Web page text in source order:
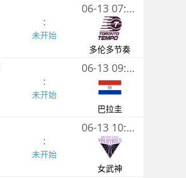
:
未开始
06-13 07:30
多伦多节奏
:
未开始
06-13 09:00
巴拉圭
:
未开始
06-13 10:00
女武神